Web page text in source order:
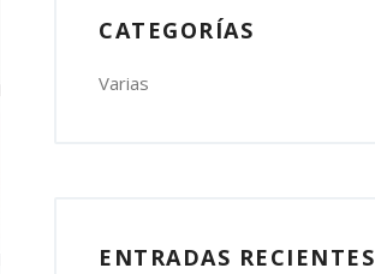
CATEGORÍAS
Varias
ENTRADAS RECIENTES